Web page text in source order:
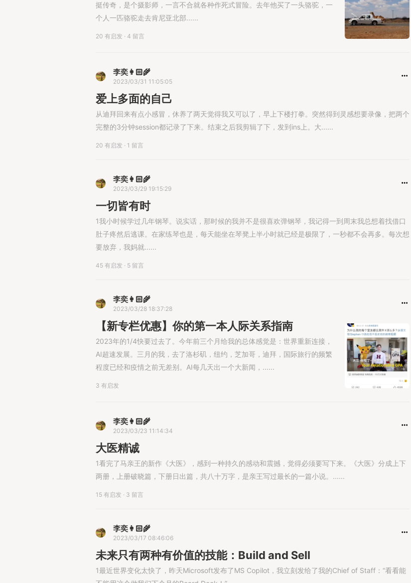
挺传奇，是个摄影师，一言不合就各种作死式冒险。去年他买了一头骆驼，一
个人一匹骆驼走去肯尼亚北部......
20 有启发 · 4 留言
李奕👩🏻‍🌾
2023/03/31 11:05:05
爱上多面的自己
从迪拜回来有点小感冒，休养了两天觉得我又可以了，早上下楼打拳。突然得到灵感想要录像，把两个
完整的3分钟session都记录了下来。结束之后我剪辑了下，发到ins上。大......
20 有启发 · 1 留言
李奕👩🏻‍🌾
2023/03/29 19:15:29
一切皆有时
1我小时候学过几年钢琴。说实话，那时候的我并不是很喜欢弹钢琴，我记得一到周末我总想着找借口
肚子疼然后逃课。在家练琴也是，每天能坐在琴凳上半小时就已经是极限了，一秒都不会再多。每次想
要放弃，我妈就......
45 有启发 · 5 留言
李奕👩🏻‍🌾
2023/03/28 18:37:28
【新专栏优惠】你的第一本人际关系指南
2023年的1/4快要过去了。今年前三个月给我的总体感觉是：世界重新连接，
AI超速发展。三月的我，去了洛杉矶，纽约，芝加哥，迪拜，国际旅行的频繁
程度已经和疫情之前无差别。AI每几天出一个大新闻，......
3 有启发
李奕👩🏻‍🌾
2023/03/23 11:14:34
大医精诚
1看完了马亲王的新作《大医》，感到一种持久的感动和震撼，觉得必须要写下来。《大医》分成上下
两册，上册破晓篇，下册日出篇，共八十万字，是亲王写过最长的一篇小说。......
15 有启发 · 3 留言
李奕👩🏻‍🌾
2023/03/17 08:46:06
未来只有两种有价值的技能：Build and Sell
1最近世界变化太快了，昨天Microsoft发布了MS Copilot，我立刻发给了我的Chief of Staff：“看看能